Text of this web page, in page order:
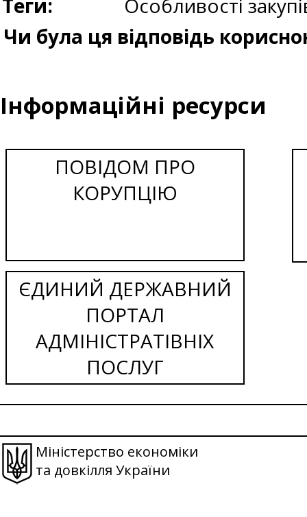
Теги:
Особливості
Чи була ця відповідь
Інформаційні ресурси
ПОВІДОМ ПРО
КОРУПЦІЮ
ЄДИНИЙ ДЕРЖАВНИЙ
ПОРТАЛ
АДМІНІСТРАТІВНІХ
ПОСЛУГ
Міністерство економіки
та довкілля України